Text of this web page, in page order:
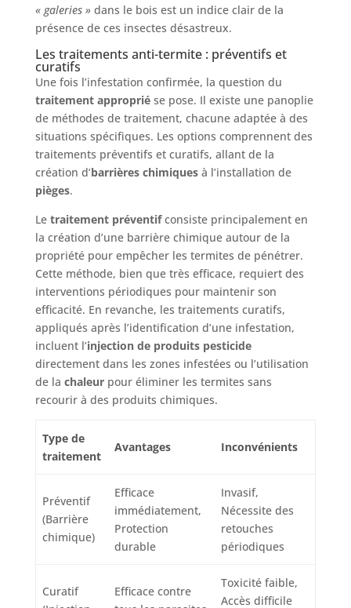
« galeries » dans le bois est un indice clair de la
présence de ces insectes désastreux.
Les traitements anti-termite : préventifs et
curatifs
Une fois l’infestation confirmée, la question du
traitement appropriése pose. Il existe une panoplie
de méthodes de traitement, chacune adaptée à des
situations spécifiques. Les options comprennent des
traitements préventifs et curatifs, allant de la
création d’barrières chimiquesà l’installation de
pièges.
Le traitement préventifconsiste principalement en
la création d’une barrière chimique autour de la
propriété pour empêcher les termites de pénétrer.
Cette méthode, bien que très efficace, requiert des
interventions périodiques pour maintenir son
efficacité. En revanche, les traitements curatifs,
appliqués après l’identification d’une infestation,
incluent l’injection de produits pesticide
directement dans les zones infestées ou l’utilisation
de la chaleurpour éliminer les termites sans
recourir à des produits chimiques.
Type de
traitement
Avantages Inconvénients
Préventif
(Barrière
chimique)
Efficace
immédiatement,
Protection
durable
Invasif,
Nécessite des
retouches
périodiques
Curatif
Efficace contre
Toxicité faible,
Accès difficile